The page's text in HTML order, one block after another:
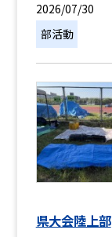
2026/07/30
部活動
県大会陸上部